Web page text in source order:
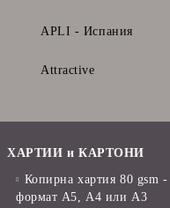
APLI - Испания
Attractive
ХАРТИИ и КАРТОНИ
Копирна хартия 80 gsm -
формат А5, А4 или А3